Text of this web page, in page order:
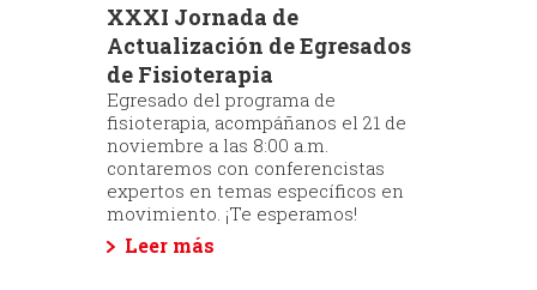
XXXI Jornada de
Actualización de Egresados
de Fisioterapia
Egresado del programa de
fisioterapia, acompáñanos el 21 de
noviembre a las 8:00 a.m.
contaremos con conferencistas
expertos en temas específicos en
movimiento. ¡Te esperamos!
Leer más